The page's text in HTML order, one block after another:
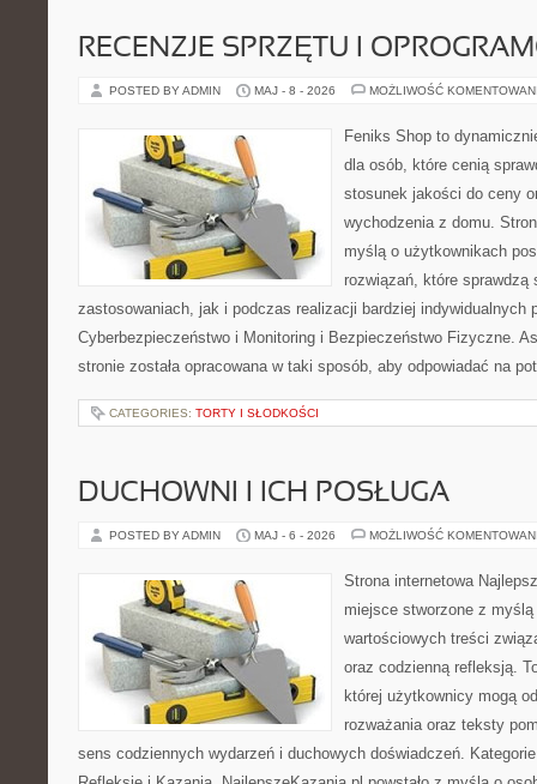
RECENZJE SPRZĘTU I
POSTED BY ADMIN MAJ - 8 - 2026 MOŻLIWOŚĆ
Feniks Shop to
dla osób, które cenią
stosunek jakości do ceny
wychodzenia z domu.
myślą o użytkownikach
rozwiązań, które sprawdzą
zastosowaniach, jak i podczas realizacji bardziej indywidualnych
Cyberbezpieczeństwo i Monitoring i Bezpieczeństwo Fizyczne.
stronie została opracowana w taki sposób, aby odpowiadać na
CATEGORIES: TORTY I SŁODKOŚCI
DUCHOWNI I ICH POSŁUGA
POSTED BY ADMIN MAJ - 6 - 2026 MOŻLIWOŚĆ
Strona internetowa
miejsce stworzone z
wartościowych treści
oraz codzienną refleksją.
której użytkownicy mogą
rozważania oraz teksty
sens codziennych wydarzeń i duchowych doświadczeń.